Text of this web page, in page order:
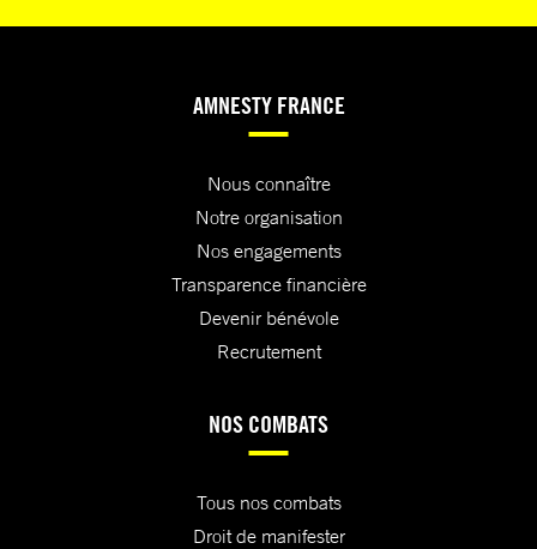
AMNESTY FRANCE
Nous connaître
Notre organisation
Nos engagements
Transparence financière
Devenir bénévole
Recrutement
NOS COMBATS
Tous nos combats
Droit de manifester